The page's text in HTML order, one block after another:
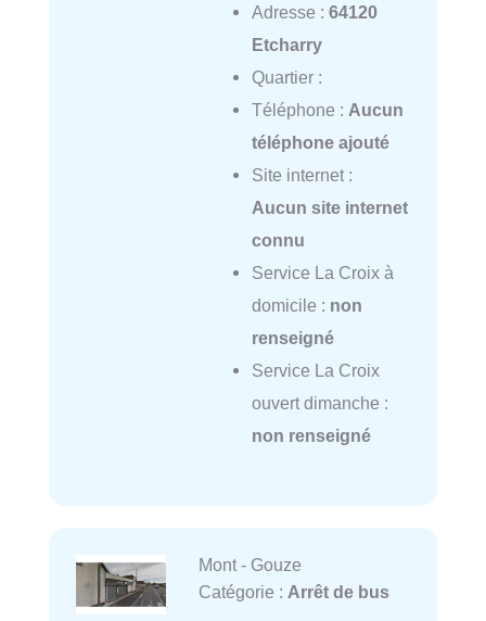
Adresse : 64120
Etcharry
Quartier :
Téléphone : Aucun
téléphone ajouté
Site internet :
Aucun site internet
connu
Service La Croix à
domicile : non
renseigné
Service La Croix
ouvert dimanche :
non renseigné
Mont - Gouze
Catégorie : Arrêt de bus